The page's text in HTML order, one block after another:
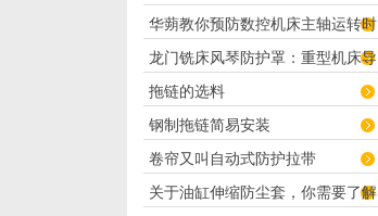
怎样的作用
华蒴教你预防数控机床主轴运转时
的噪声
龙门铣床风琴防护罩：重型机床导
轨防护可靠之选
拖链的选料
钢制拖链简易安装
卷帘又叫自动式防护拉带
关于油缸伸缩防尘套，你需要了解